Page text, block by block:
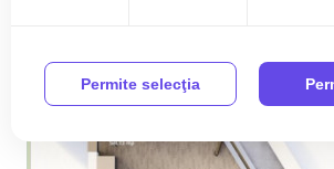
Permite selecţia